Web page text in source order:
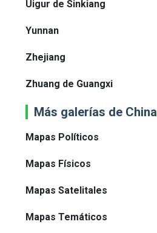
Uigur de Sinkiang
Yunnan
Zhejiang
Zhuang de Guangxi
Más galerías de China
Mapas Políticos
Mapas Físicos
Mapas Satelitales
Mapas Temáticos